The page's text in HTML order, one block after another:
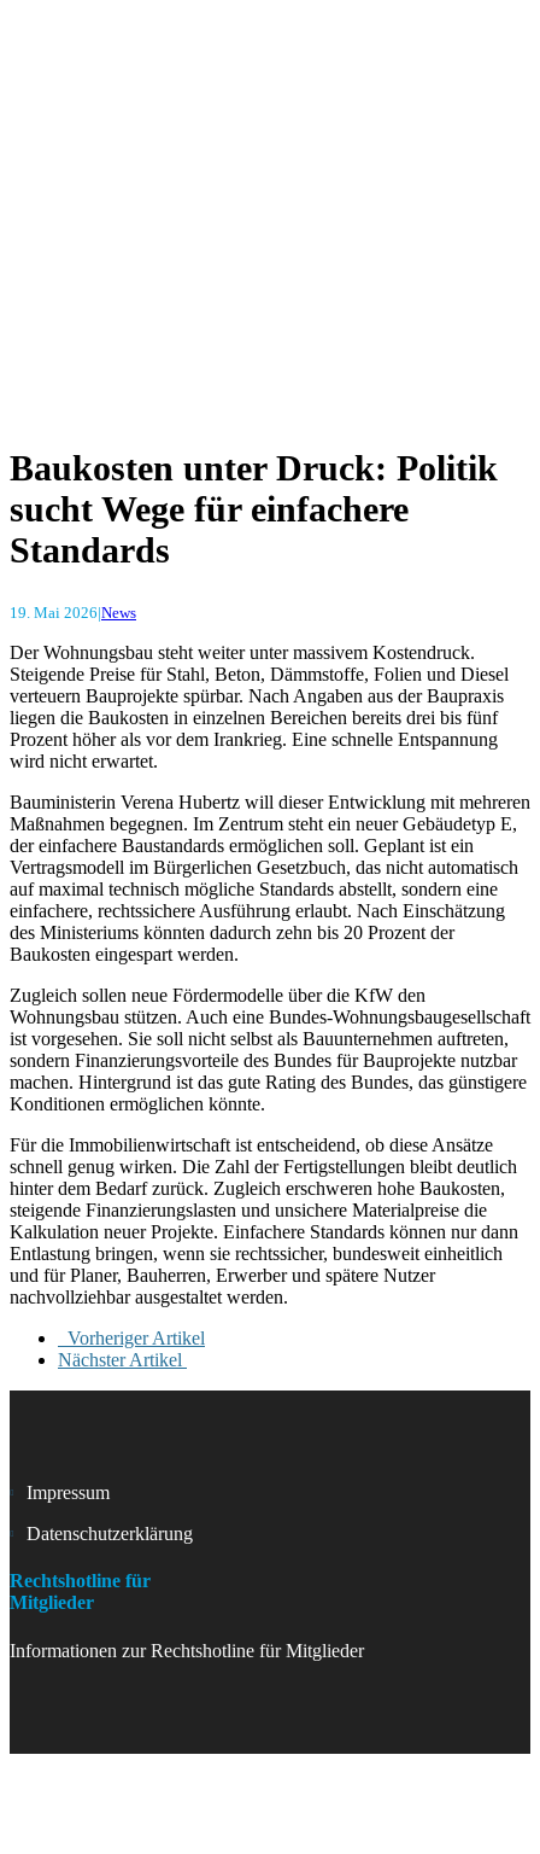
Baukosten unter Druck: Politik
sucht Wege für einfachere
Standards
19. Mai 2026|News
Der Wohnungsbau steht weiter unter massivem Kostendruck.
Steigende Preise für Stahl, Beton, Dämmstoffe, Folien und Diesel
verteuern Bauprojekte spürbar. Nach Angaben aus der Baupraxis
liegen die Baukosten in einzelnen Bereichen bereits drei bis fünf
Prozent höher als vor dem Irankrieg. Eine schnelle Entspannung
wird nicht erwartet.
Bauministerin Verena Hubertz will dieser Entwicklung mit mehreren
Maßnahmen begegnen. Im Zentrum steht ein neuer Gebäudetyp E,
der einfachere Baustandards ermöglichen soll. Geplant ist ein
Vertragsmodell im Bürgerlichen Gesetzbuch, das nicht automatisch
auf maximal technisch mögliche Standards abstellt, sondern eine
einfachere, rechtssichere Ausführung erlaubt. Nach Einschätzung
des Ministeriums könnten dadurch zehn bis 20 Prozent der
Baukosten eingespart werden.
Zugleich sollen neue Fördermodelle über die KfW den
Wohnungsbau stützen. Auch eine Bundes-Wohnungsbaugesellschaft
ist vorgesehen. Sie soll nicht selbst als Bauunternehmen auftreten,
sondern Finanzierungsvorteile des Bundes für Bauprojekte nutzbar
machen. Hintergrund ist das gute Rating des Bundes, das günstigere
Konditionen ermöglichen könnte.
Für die Immobilienwirtschaft ist entscheidend, ob diese Ansätze
schnell genug wirken. Die Zahl der Fertigstellungen bleibt deutlich
hinter dem Bedarf zurück. Zugleich erschweren hohe Baukosten,
steigende Finanzierungslasten und unsichere Materialpreise die
Kalkulation neuer Projekte. Einfachere Standards können nur dann
Entlastung bringen, wenn sie rechtssicher, bundesweit einheitlich
und für Planer, Bauherren, Erwerber und spätere Nutzer
nachvollziehbar ausgestaltet werden.
Vorheriger Artikel
Nächster Artikel
Impressum
Datenschutzerklärung
Rechtshotline für
Mitglieder
Informationen zur Rechtshotline für Mitglieder